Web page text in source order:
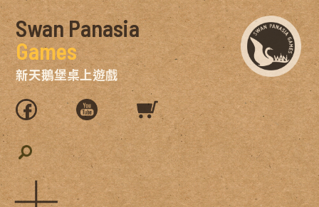
Swan Panasia
Games
新天鵝堡桌上遊戲